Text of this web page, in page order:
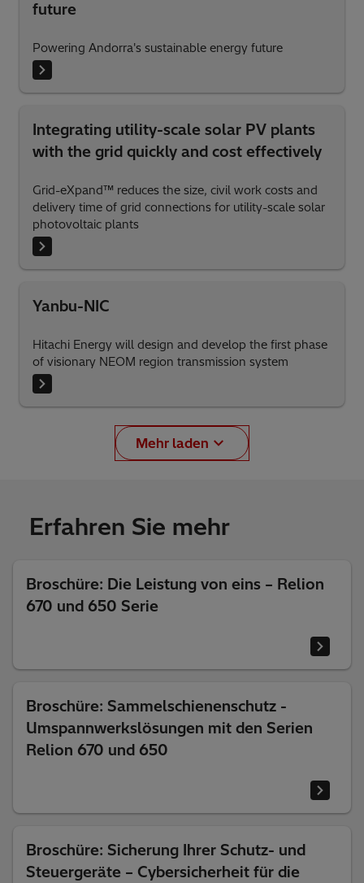
future
Powering Andorra's sustainable energy future
Integrating utility-scale solar PV plants
with the grid quickly and cost effectively
Grid-eXpand™ reduces the size, civil work costs and
delivery time of grid connections for utility-scale solar
photovoltaic plants
Yanbu-NIC
Hitachi Energy will design and develop the first phase
of visionary NEOM region transmission system
Mehr laden
Erfahren Sie mehr
Broschüre: Die Leistung von eins – Relion
670 und 650 Serie
Broschüre: Sammelschienenschutz -
Umspannwerkslösungen mit den Serien
Relion 670 und 650
Broschüre: Sicherung Ihrer Schutz- und
Steuergeräte – Cybersicherheit für die